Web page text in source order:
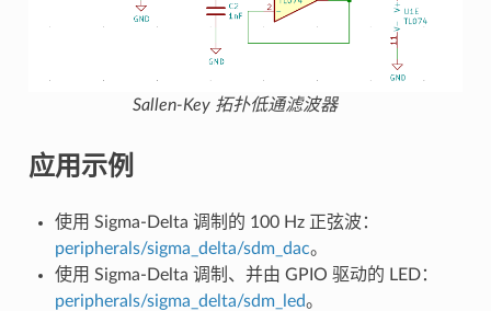
Sallen-Key 拓扑低通滤波器
应用示例
使用 Sigma-Delta 调制的 100 Hz 正弦波：
peripherals/sigma_delta/sdm_dac。
使用 Sigma-Delta 调制、并由 GPIO 驱动的 LED：
peripherals/sigma_delta/sdm_led。